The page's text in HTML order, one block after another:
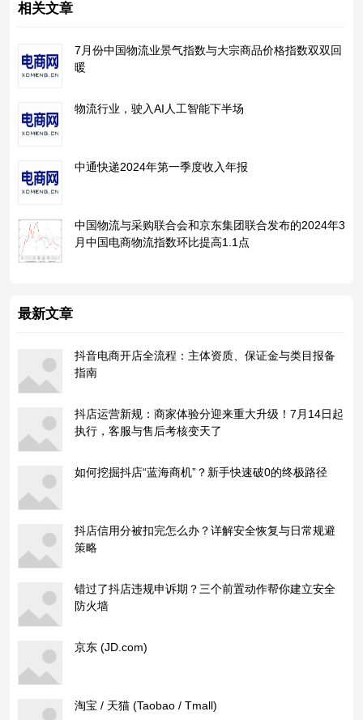
相关文章
7月份中国物流业景气指数与大宗商品价格指数双双回
暖
物流行业，驶入AI人工智能下半场
中通快递2024年第一季度收入年报
中国物流与采购联合会和京东集团联合发布的2024年3
月中国电商物流指数环比提高1.1点
最新文章
抖音电商开店全流程：主体资质、保证金与类目报备
指南
抖店运营新规：商家体验分迎来重大升级！7月14日起
执行，客服与售后考核变天了
如何挖掘抖店“蓝海商机”？新手快速破0的终极路径
抖店信用分被扣完怎么办？详解安全恢复与日常规避
策略
错过了抖店违规申诉期？三个前置动作帮你建立安全
防火墙
京东 (JD.com)
淘宝 / 天猫 (Taobao / Tmall)